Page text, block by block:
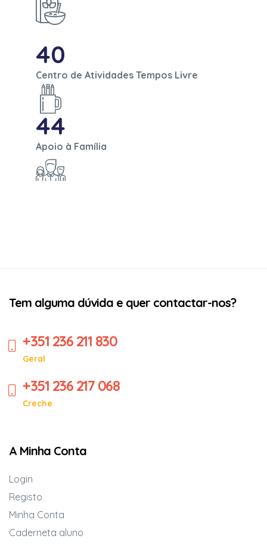
40
Centro de Atividades Tempos Livre
44
Apoio à Família
Tem alguma dúvida e quer contactar-nos?
+351 236 211 830
Geral
+351 236 217 068
Creche
A Minha Conta
Login
Registo
Minha Conta
Caderneta aluno